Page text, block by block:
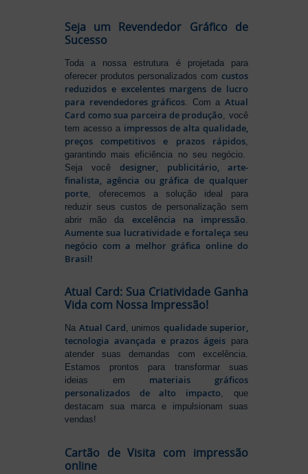
Seja um Revendedor Gráfico de
Sucesso
Toda a nossa estrutura é projetada para
oferecer produtos personalizados com custos
reduzidos e excelentes margens de lucro
para revendedores gráficos . Com a Atual
Card como sua parceira de produção , você
tem acesso a impressos de alta qualidade,
preços competitivos e prazos rápidos,
garantindo mais eficiência no seu negócio.
Seja vocêdesigner, publicitário, arte-
finalista, agência ou gráfica de qualquer
porte , oferecemos a solução ideal para
reduzir seus custos de personalização sem
abrir mão da excelência na impressão
Aumente sua lucratividade e fortaleça seu
negócio com a melhor gráfica online do
Brasil!
Atual Card: Sua Criatividade Ganha
Vida com Nossa Impressão!
Na Atual Card, unimos qualidade superior,
tecnologia avançada e prazos ágeispara
atender suas demandas com excelência.
Estamos prontos para transformar suas
ideias em materiais gráficos
personalizados de alto impacto, que
destacam sua marca e impulsionam suas
vendas!
Cartão de Visita com impressão
online